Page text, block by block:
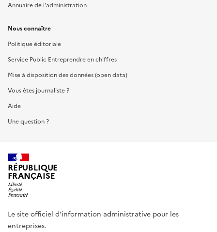
Annuaire de l'administration
Nous connaître
Politique éditoriale
Service Public Entreprendre en chiffres
Mise à disposition des données (open data)
Vous êtes journaliste ?
Aide
Une question ?
RÉPUBLIQUE
FRANÇAISE
Le site officiel d’information administrative pour les
entreprises.